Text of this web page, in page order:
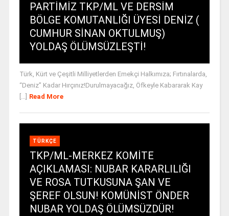
PARTİMİZ TKP/ML VE DERSİM
BÖLGE KOMUTANLIĞI ÜYESİ DENİZ (
CUMHUR SİNAN OKTULMUŞ)
YOLDAŞ ÖLÜMSÜZLEŞTİ!
Türk, Kürt ve Çeşitli Milliyetlerden Emekçi Halkımıza; Fırtınalarda,
“Deniz” Kadar Hırçınız!Durulmayacağız, Öfkeyle Kabararak Kay
[...] Read More
TÜRKÇE
TKP/ML-MERKEZ KOMİTE
AÇIKLAMASI: NUBAR KARARLILIĞI
VE ROSA TUTKUSUNA ŞAN VE
ŞEREF OLSUN! KOMÜNİST ÖNDER
NUBAR YOLDAŞ ÖLÜMSÜZDÜR!